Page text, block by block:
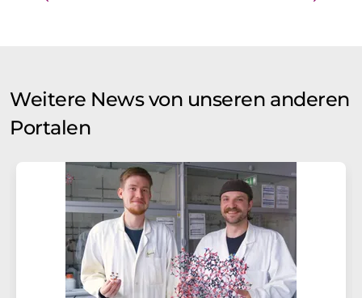
Weitere News von unseren anderen
Portalen